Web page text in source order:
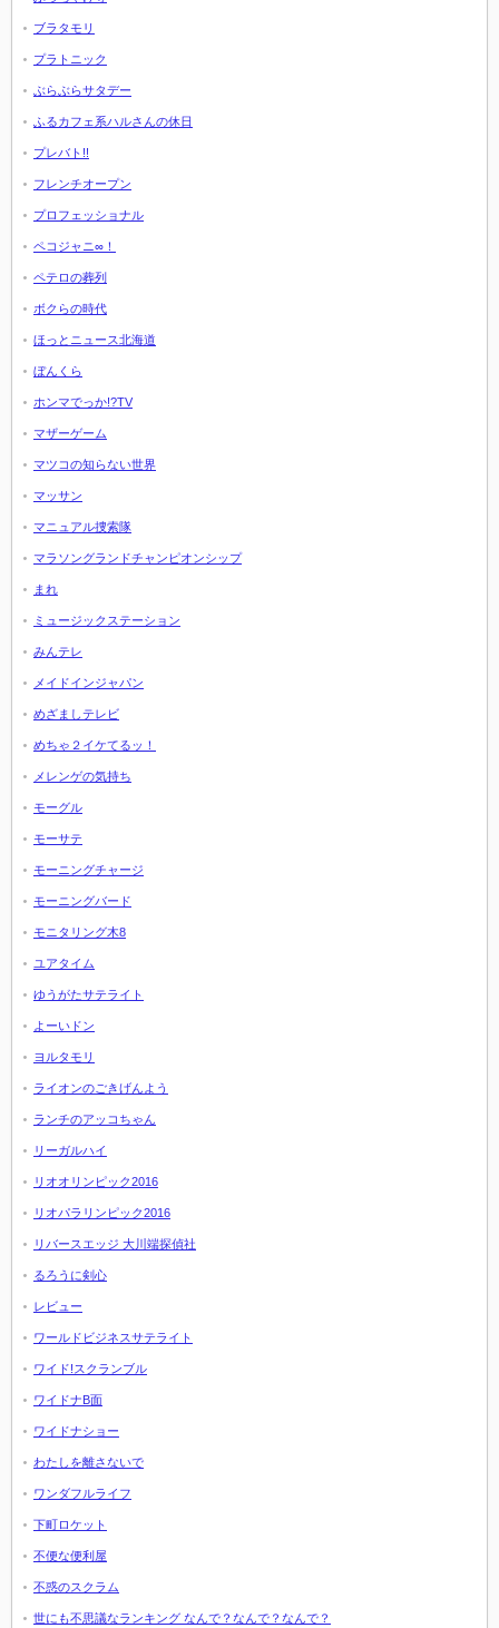
ブラタモリ
プラトニック
ぶらぶらサタデー
ふるカフェ系ハルさんの休日
プレバト!!
フレンチオープン
プロフェッショナル
ペコジャニ∞！
ペテロの葬列
ボクらの時代
ほっとニュース北海道
ぼんくら
ホンマでっか!?TV
マザーゲーム
マツコの知らない世界
マッサン
マニュアル捜索隊
マラソングランドチャンピオンシップ
まれ
ミュージックステーション
みんテレ
メイドインジャパン
めざましテレビ
めちゃ２イケてるッ！
メレンゲの気持ち
モーグル
モーサテ
モーニングチャージ
モーニングバード
モニタリング木8
ユアタイム
ゆうがたサテライト
よーいドン
ヨルタモリ
ライオンのごきげんよう
ランチのアッコちゃん
リーガルハイ
リオオリンピック2016
リオパラリンピック2016
リバースエッジ 大川端探偵社
るろうに剣心
レビュー
ワールドビジネスサテライト
ワイド!スクランブル
ワイドナB面
ワイドナショー
わたしを離さないで
ワンダフルライフ
下町ロケット
不便な便利屋
不惑のスクラム
世にも不思議なランキング なんで？なんで？なんで？